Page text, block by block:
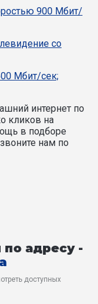
900 Мбит/
со
Мбит/сек;
интернет по
кликов на
в подборе
нам по
адресу -
доступных